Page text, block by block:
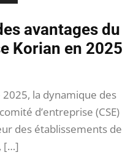
avantages du
Korian en 2025
la dynamique des
d’entreprise (CSE)
des établissements de
[…]